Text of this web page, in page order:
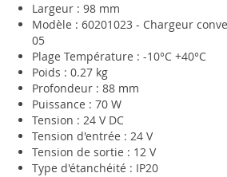
Largeur : 98 mm
Modèle : 60201023 - Chargeur
05
Plage Température : -10°C +40°C
Poids : 0.27 kg
Profondeur : 88 mm
Puissance : 70 W
Tension : 24 V DC
Tension d'entrée : 24 V
Tension de sortie : 12 V
Type d'étanchéité : IP20